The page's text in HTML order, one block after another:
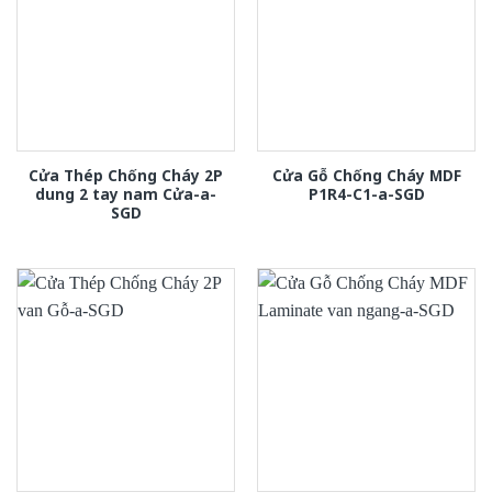
Cửa Thép Chống Cháy 2P
dung 2 tay nam Cửa-a-
SGD
Cửa Gỗ Chống Cháy MDF
P1R4-C1-a-SGD